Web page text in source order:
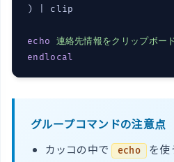
) | clip
echo
連絡先情報をクリップボー
endlocal
グループコマンドの注意点
カッコの中で echo を使